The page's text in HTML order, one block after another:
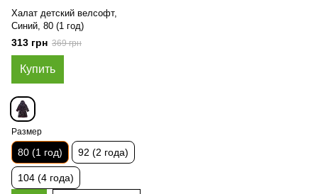
Халат детский велсофт,
Синий, 80 (1 год)
313 грн 369 грн
Купить
Размер
80 (1 год) 92 (2 года)
104 (4 года)